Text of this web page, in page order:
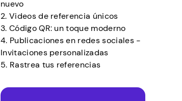
nuevo
2. Videos de referencia únicos
3. Código QR: un toque moderno
4. Publicaciones en redes sociales -
Invitaciones personalizadas
5. Rastrea tus referencias